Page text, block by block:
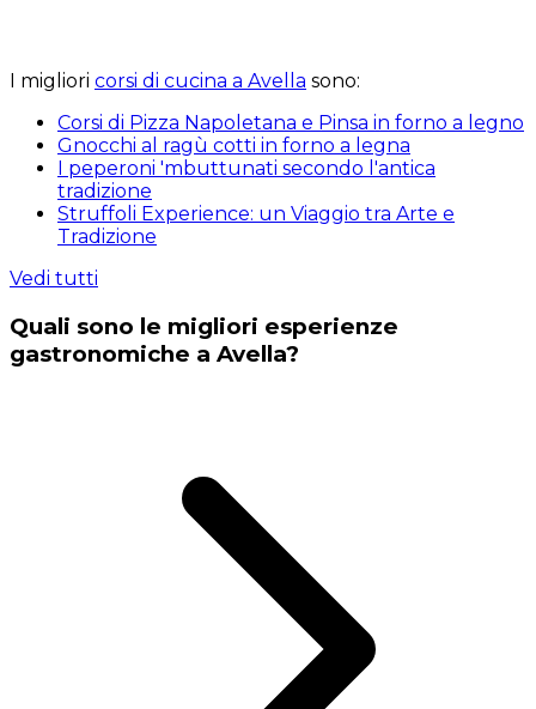
I migliori corsi di cucina a Avella sono:
Corsi di Pizza Napoletana e Pinsa in forno a legno
Gnocchi al ragù cotti in forno a legna
I peperoni 'mbuttunati secondo l'antica
tradizione
Struffoli Experience: un Viaggio tra Arte e
Tradizione
Vedi tutti
Quali sono le migliori esperienze
gastronomiche a Avella?